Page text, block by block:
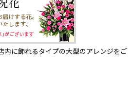
内に飾れるタイプの大型のアレンジをご